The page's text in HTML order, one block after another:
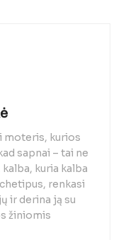
moteris, kurios
sapnai – tai ne
kuria kalba
renkasi
ir derina ją su
žiniomis